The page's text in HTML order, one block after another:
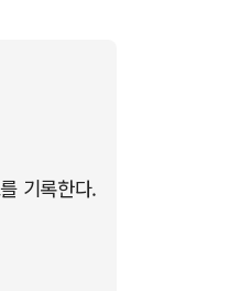
기록한다.